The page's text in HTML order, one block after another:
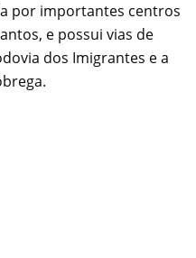
por importantes centros
e possui vias de
dos Imigrantes e a